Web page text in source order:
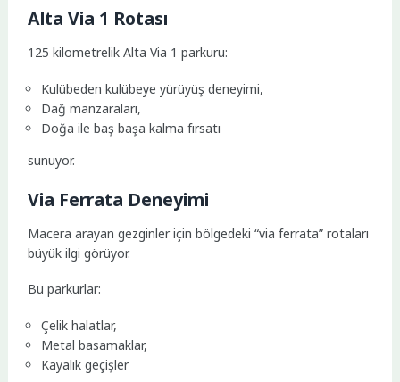
Alta Via 1 Rotası
125 kilometrelik Alta Via 1 parkuru:
Kulübeden kulübeye yürüyüş deneyimi,
Dağ manzaraları,
Doğa ile baş başa kalma fırsatı
sunuyor.
Via Ferrata Deneyimi
Macera arayan gezginler için bölgedeki “via ferrata” rotaları
büyük ilgi görüyor.
Bu parkurlar:
Çelik halatlar,
Metal basamaklar,
Kayalık geçişler